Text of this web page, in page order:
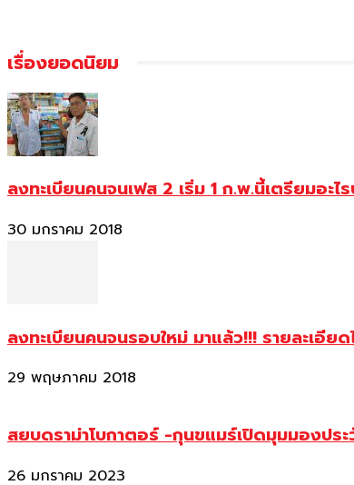
เรื่องยอดนิยม
ลงทะเบียนคนจนเฟส 2 เริ่ม 1 ก.พ.นี้เตรียมอะไ
30 มกราคม 2018
ลงทะเบียนคนจนรอบใหม่ มาแล้ว!!! รายละเอี
29 พฤษภาคม 2018
สยบดราม่าโบกาตอร์ -กุนขแมร์เปิดมุมมองปร
26 มกราคม 2023